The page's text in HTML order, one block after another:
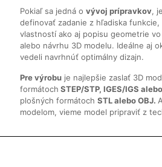
Pokiaľ sa jedná o vývoj prípravkov,
definovať zadanie z hľadiska funkcie,
vlastností ako aj popisu geometrie
alebo návrhu 3D modelu. Ideálne aj
vedeli navrhnúť optimálny dizajn.
Pre výrobu je najlepšie zaslať 3D
formátoch STEP/STP, IGES/IGS
plošných formátoch STL alebo OBJ.
modelom, vieme model pripraviť z